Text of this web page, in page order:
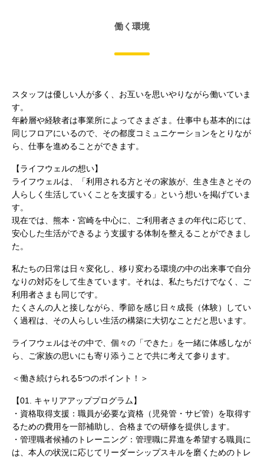
働く環境
スタッフは優しい人が多く、お互いを思いやりながら働いていま
す。
年齢層や経験者は事業所によってさまざま。仕事中も基本的には
同じフロアにいるので、その都度コミュニケーションをとりなが
ら、仕事を進めることができます。
【ライフウェルの想い】
ライフウェルは、「利用される方とその家族が、生き生きとその
人らしく生活していくことを支援する」という想いを掲げていま
す。
現在では、熊本・宮崎を中心に、ご利用者さまの年代に応じて、
安心した生活ができるよう支援する体制を整えることができまし
た。
私たちの日常は日々変化し、移り変わる環境の中の出来事で自分
なりの対応をして生きています。それは、私たちだけでなく、ご
利用者さまも同じです。
たくさんの人と接しながら、季節を感じ日々成長（体験）してい
く過程は、その人らしい生活の構築に大切なことだと思います。
ライフウェルはその中で、個々の「できた」を一緒に体感しなが
ら、ご家族の思いにも寄り添うことで共に考えて参ります。
＜働き続けられる5つのポイント！＞
【01. キャリアアッププログラム】
・資格取得支援：職員が必要な資格（児発管・サビ管）を取得す
るための費用を一部補助し、合格までの研修を提供します。
・管理職者候補のトレーニング：管理職に昇進を希望する職員に
は、本人の状況に応じてリーダーシップスキルを磨くためのトレ